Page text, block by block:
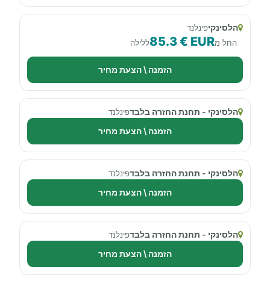
הלסינקיפינלנד
החל מ85.3 € EURללילה
הזמנה \ הצעת מחיר
הלסינקי - תחנת החזרה בלבדפינלנד
הזמנה \ הצעת מחיר
הלסינקי - תחנת החזרה בלבדפינלנד
הזמנה \ הצעת מחיר
הלסינקי - תחנת החזרה בלבדפינלנד
הזמנה \ הצעת מחיר